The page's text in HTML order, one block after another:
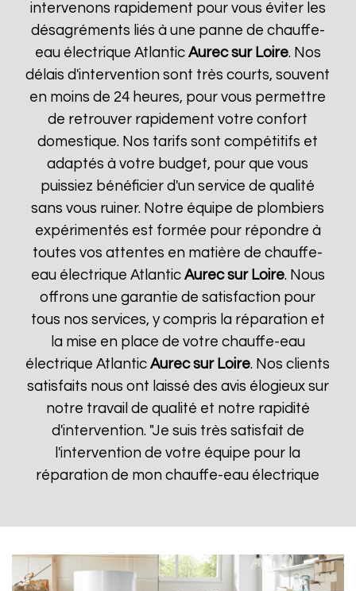
intervenons rapidement pour vous éviter les
désagréments liés à une panne de chauffe-
eau électrique Atlantic Aurec sur Loire. Nos
délais d'intervention sont très courts, souvent
en moins de 24 heures, pour vous permettre
de retrouver rapidement votre confort
domestique. Nos tarifs sont compétitifs et
adaptés à votre budget, pour que vous
puissiez bénéficier d'un service de qualité
sans vous ruiner. Notre équipe de plombiers
expérimentés est formée pour répondre à
toutes vos attentes en matière de chauffe-
eau électrique Atlantic Aurec sur Loire. Nous
offrons une garantie de satisfaction pour
tous nos services, y compris la réparation et
la mise en place de votre chauffe-eau
électrique AtlanticAurec sur Loire. Nos clients
satisfaits nous ont laissé des avis élogieux sur
notre travail de qualité et notre rapidité
d'intervention. "Je suis très satisfait de
l'intervention de votre équipe pour la
réparation de mon chauffe-eau électrique